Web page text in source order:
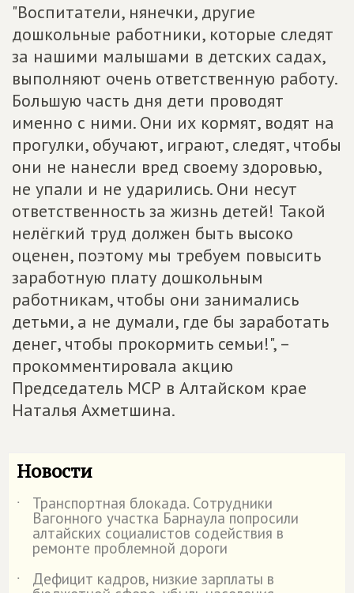
"Воспитатели, нянечки, другие
дошкольные работники, которые следят
за нашими малышами в детских садах,
выполняют очень ответственную работу.
Большую часть дня дети проводят
именно с ними. Они их кормят, водят на
прогулки, обучают, играют, следят, чтобы
они не нанесли вред своему здоровью,
не упали и не ударились. Они несут
ответственность за жизнь детей! Такой
нелёгкий труд должен быть высоко
оценен, поэтому мы требуем повысить
заработную плату дошкольным
работникам, чтобы они занимались
детьми, а не думали, где бы заработать
денег, чтобы прокормить семьи!", –
прокомментировала акцию
Председатель МСР в Алтайском крае
Наталья Ахметшина.
Новости
˙ Транспортная блокада. Сотрудники
Вагонного участка Барнаула попросили
алтайских социалистов содействия в
ремонте проблемной дороги
˙
Дефицит кадров, низкие зарплаты в